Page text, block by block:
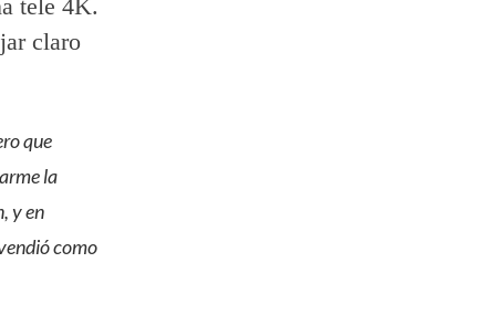
tele 4K.
claro
que
la
y en
como